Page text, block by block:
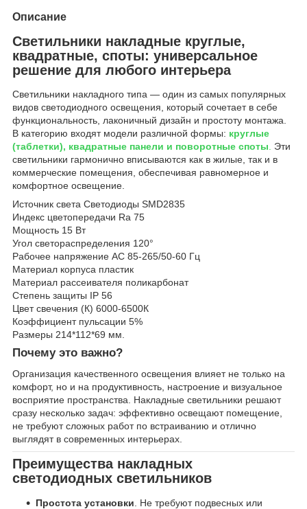
Описание
Светильники накладные круглые,
квадратные, споты: универсальное
решение для любого интерьера
Светильники накладного типа — один из самых популярных
видов светодиодного освещения, который сочетает в себе
функциональность, лаконичный дизайн и простоту монтажа.
В категорию входят модели различной формы: круглые
(таблетки), квадратные панели и поворотные споты. Эти
светильники гармонично вписываются как в жилые, так и в
коммерческие помещения, обеспечивая равномерное и
комфортное освещение.
Источник света Светодиоды SMD2835
Индекс цветопередачи Ra 75
Мощность 15 Вт
Угол светораспределения 120°
Рабочее напряжение AC 85-265/50-60 Гц
Материал корпуса пластик
Материал рассеивателя поликарбонат
Степень защиты IP 56
Цвет свечения (К) 6000-6500К
Коэффициент пульсации 5%
Размеры 214*112*69 мм.
Почему это важно?
Организация качественного освещения влияет не только на
комфорт, но и на продуктивность, настроение и визуальное
восприятие пространства. Накладные светильники решают
сразу несколько задач: эффективно освещают помещение,
не требуют сложных работ по встраиванию и отлично
выглядят в современных интерьерах.
Преимущества накладных
светодиодных светильников
Простота установки . Не требуют подвесных или